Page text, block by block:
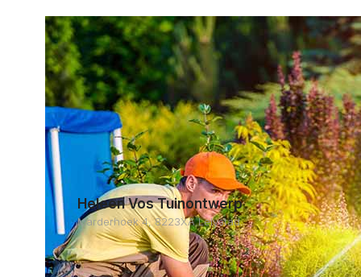
Heleen Vos Tuinontwerp
Marderhoek 4, 8223XA Lelystad